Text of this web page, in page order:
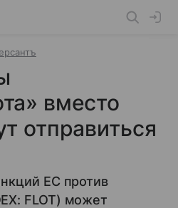
вместо
отправиться
ЕС против
FLOT) может